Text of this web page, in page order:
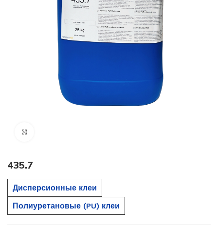
435.7
Дисперсионные клеи
Полиуретановые (PU) клеи